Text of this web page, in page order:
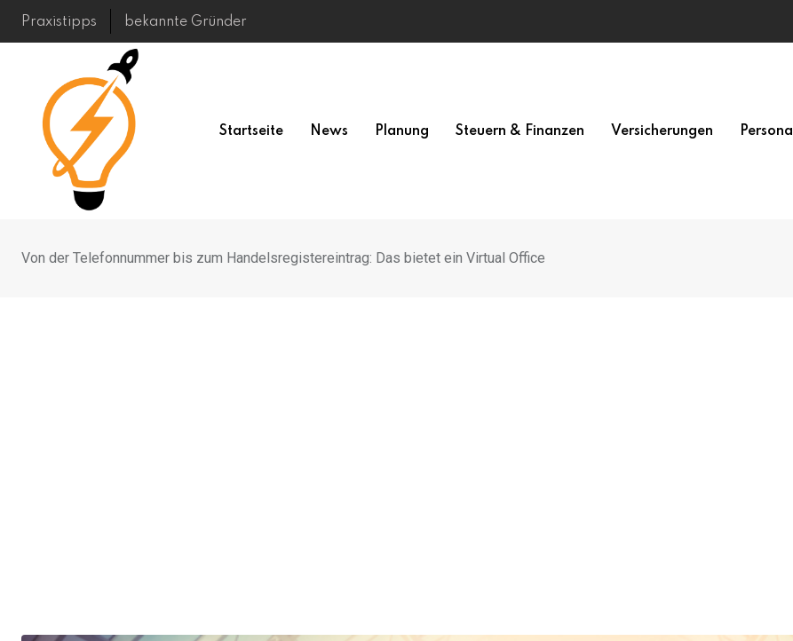
Skip
Praxistipps bekannte Gründer
Startseite News Planung Steuern & Finanzen Versicherungen Personal
Von der Telefonnummer bis zum Handelsregistereintrag: Das bietet ein Virtual Office